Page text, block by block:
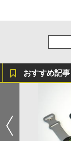
おすすめ記事